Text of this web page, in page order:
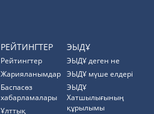
РЕЙТИНГТЕР
Рейтингтер
Жарияланымдар
Баспасөз
хабарламалары
Ұлттық
ЭЫДҰ
ЭЫДҰ деген не
ЭЫДҰ мүше елдері
ЭЫДҰ
Хатшылығының
құрылымы